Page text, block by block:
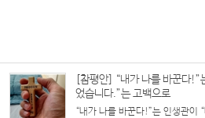
[참평안] “내가 나를 바꾼다!”
었습니다.”는 고백으로
“내가 나를 바꾼다!”는 인생관이